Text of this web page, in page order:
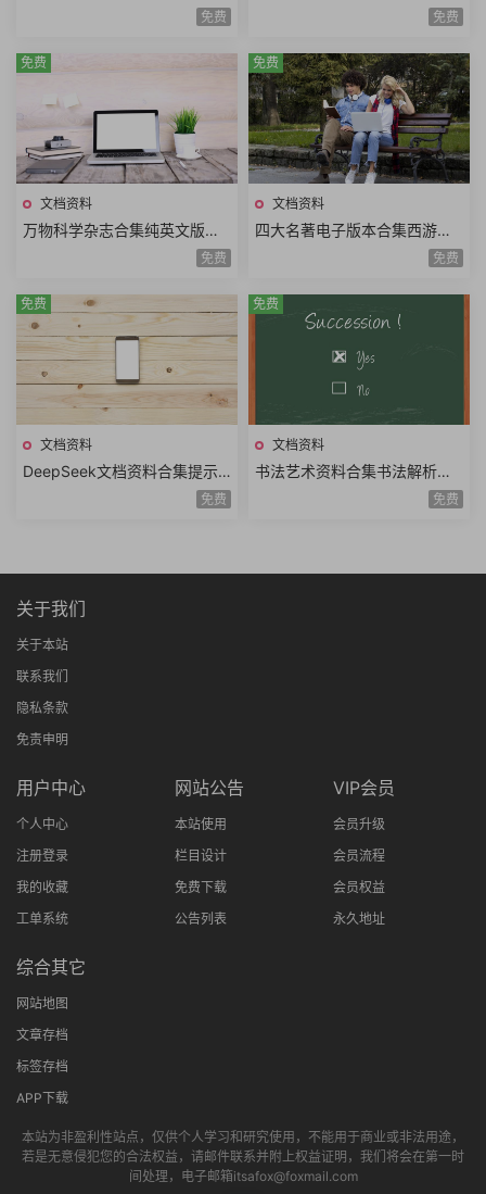
到精通一键搞定Excel最强教科
免费
高清版拔罐刮痧食疗药膳熏蒸
免费
文档资料
万物科学杂志合集纯英文版青
少年科普读物PDF电子版HowIt
免费
免费
文档资料
四大名著电子版本合集西游记
红楼梦水浒传三国演义漫画版
免费
免费
文档资料
DeepSeek文档资料合集提示
词技巧高效提问模板DeepSee
免费
免费
文档资料
书法艺术资料合集书法解析书
法结构字帖临摹书法鉴赏书法
免费
免费
关于我们
关于本站
联系我们
隐私条款
免责申明
用户中心
个人中心
注册登录
我的收藏
工单系统
网站公告
本站使用
栏目设计
免费下载
公告列表
VIP会员
会员升级
会员流程
会员权益
永久地址
综合其它
网站地图
文章存档
标签存档
APP下载
本站为非盈利性站点，仅供个人学习和研究使用，不能用于商业或非法用途，
若是无意侵犯您的合法权益，请邮件联系并附上权益证明，我们将会在第一时
间处理，电子邮箱itsafox@foxmail.com